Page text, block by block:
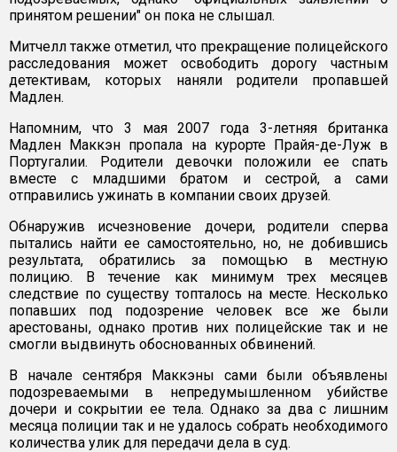
принятом решении" он пока не слышал.
Митчелл также отметил, что прекращение полицейского
расследования может освободить дорогу частным
детективам, которых наняли родители пропавшей
Мадлен.
Напомним, что 3 мая 2007 года 3-летняя британка
Мадлен Маккэн пропала на курорте Прайя-де-Луж в
Португалии. Родители девочки положили ее спать
вместе с младшими братом и сестрой, а сами
отправились ужинать в компании своих друзей.
Обнаружив исчезновение дочери, родители сперва
пытались найти ее самостоятельно, но, не добившись
результата, обратились за помощью в местную
полицию. В течение как минимум трех месяцев
следствие по существу топталось на месте. Несколько
попавших под подозрение человек все же были
арестованы, однако против них полицейские так и не
смогли выдвинуть обоснованных обвинений.
В начале сентября Маккэны сами были объявлены
подозреваемыми в непредумышленном убийстве
дочери и сокрытии ее тела. Однако за два с лишним
месяца полиции так и не удалось собрать необходимого
количества улик для передачи дела в суд.